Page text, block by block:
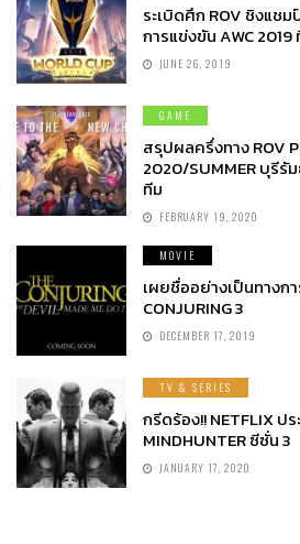
ระเบิดศึก ROV ชิงแช
การแข่งขัน AWC 2019
JUNE 26, 2019
GAME
สรุปผลครึ่งทาง ROV
2020/SUMMER บุรีรั
ทีม
FEBRUARY 19, 2020
MOVIE
เผยชื่ออย่างเป็นทางก
CONJURING 3
DECEMBER 17, 2019
TV & SERIES
กรีดร้อง!! NETFLIX ป
MINDHUNTER ซีซั่น 3
JANUARY 17, 2020